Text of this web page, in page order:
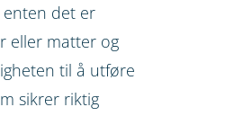
enten det er
eller matter og
til å utføre
sikrer riktig